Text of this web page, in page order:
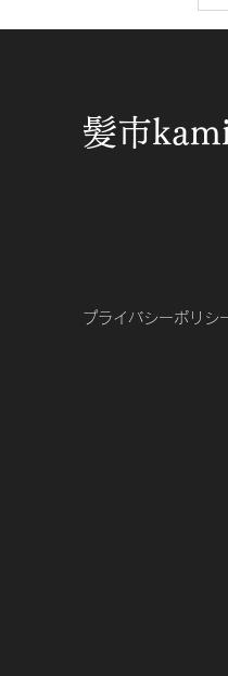
髪市
プライバシーポリシ